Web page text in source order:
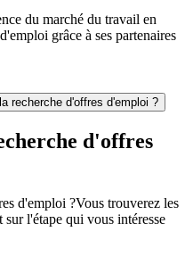
du marché du travail en
grâce à ses partenaires
recherche d'offres d'emploi ?
d'offres
d'emploi ?Vous trouverez les
l'étape qui vous intéresse